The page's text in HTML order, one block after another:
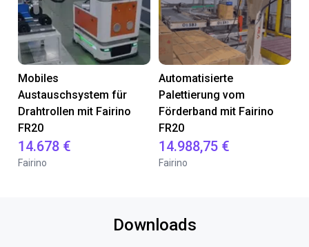
Mobiles
Austauschsystem für
Drahtrollen mit Fairino
FR20
14.678 €
Fairino
Automatisierte
Palettierung vom
Förderband mit Fairino
FR20
14.988,75 €
Fairino
Downloads